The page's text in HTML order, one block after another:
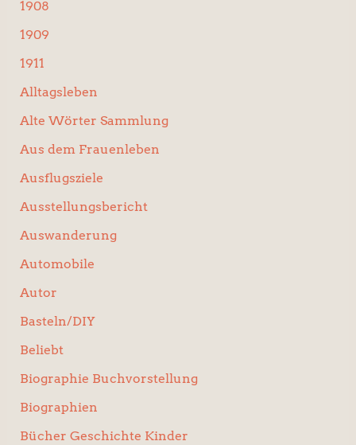
h
1908
1909
1911
Alltagsleben
Alte Wörter Sammlung
Aus dem Frauenleben
Ausflugsziele
Ausstellungsbericht
Auswanderung
Automobile
Autor
Basteln/DIY
Beliebt
Biographie Buchvorstellung
Biographien
Bücher Geschichte Kinder